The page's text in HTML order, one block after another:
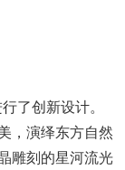
了创新设计。
，演绎东方自然
雕刻的星河流光